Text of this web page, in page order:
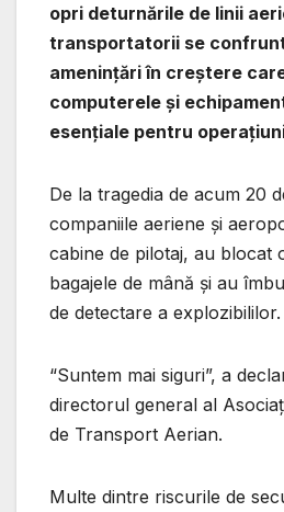
opri deturnările de linii
transportatorii se
amenințări în creștere
computerele și
esențiale pentru
De la tragedia de acum 20
companiile aeriene și
cabine de pilotaj, au blocat
bagajele de mână și au
de detectare a explozibililor.
“Suntem mai siguri”, a
directorul general al
de Transport Aerian.
Multe dintre riscurile de